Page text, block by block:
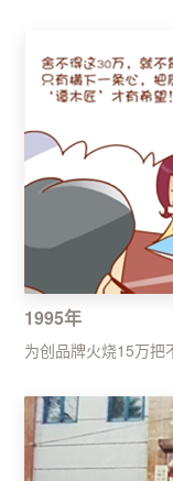
1995年
为创品牌火烧15万把